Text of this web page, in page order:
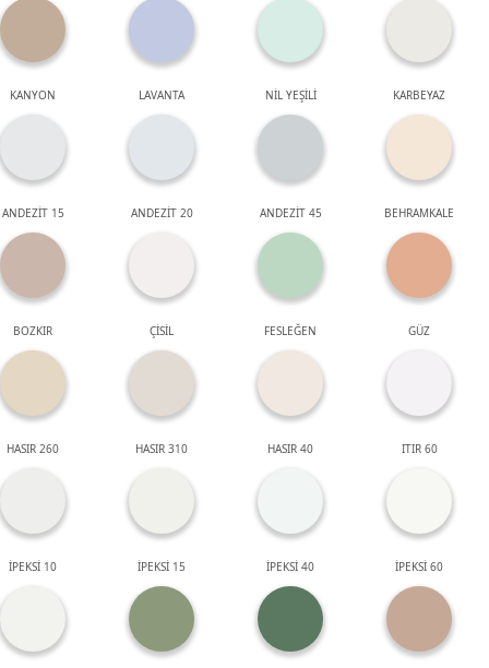
KANYON LAVANTA NİL YEŞİLİ KARBEYAZ
ANDEZİT 15 ANDEZİT 20 ANDEZİT 45 BEHRAMKALE
BOZKIR ÇİSİL FESLEĞEN GÜZ
HASIR 260 HASIR 310 HASIR 40 ITIR 60
İPEKSİ 10 İPEKSİ 15 İPEKSİ 40 İPEKSİ 60